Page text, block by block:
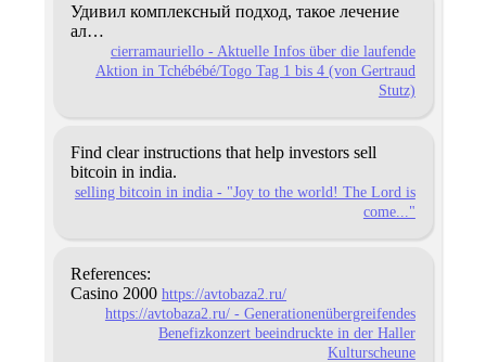
Удивил комплексный подход, такое лечение
ал…
cierramauriello - Aktuelle Infos über die laufende
Aktion in Tchébébé/Togo Tag 1 bis 4 (von Gertraud
Stutz)
Find clear instructions that help investors sell
bitcoin in india.
selling bitcoin in india - "Joy to the world! The Lord is
come..."
References:
Casino 2000https://avtobaza2.ru/
https://avtobaza2.ru/ - Generationenübergreifendes
Benefizkonzert beeindruckte in der Haller
Kulturscheune